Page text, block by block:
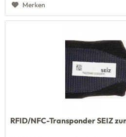
Merken
RFID/NFC-Transponder SEIZ